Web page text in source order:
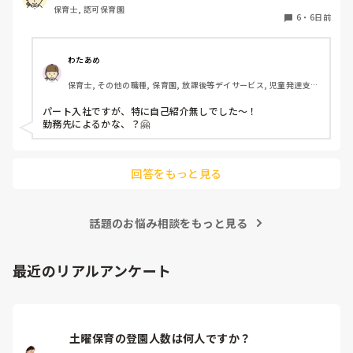
保育士, 認可保育園
6 ・ 6日前
わたあめ
保育士, その他の職種, 保育園, 放課後等デイサービス, 児童発達支援
パート入社ですが、特に自己紹介無しでした〜！
勤務先によるかな、？🤗
回答をもっと見る
話題のお悩み相談をもっと見る
最近のリアルアンケート
土曜保育の登園人数は何人ですか？